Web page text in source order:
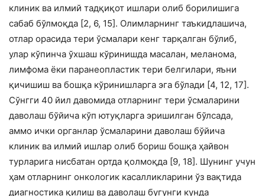
клиник ва илмий тадқиқот ишлари олиб борилишига
сабаб бўлмоқда [2, 6, 15]. Олимларнинг таъкидлашича,
отлар орасида тери ўсмалари кенг тарқалган бўлиб,
улар кўпинча ўхшаш кўринишда масалан, меланома,
лимфома ёки паранеопластик тери белгилари, яъни
қичишиш ва бошқа кўринишларга эга бўлади [4, 12, 17].
Сўнгги 40 йил давомида отларнинг тери ўсмаларини
даволаш бўйича кўп ютуқларга эришилган бўлсада,
аммо ички органлар ўсмаларини даволаш бўйича
клиник ва илмий ишлар олиб бориш бошқа ҳайвон
турларига нисбатан ортда қолмоқда [9, 18]. Шунинг учун
ҳам отларнинг онкологик касалликларини ўз вақтида
диагностика қилиш ва даволаш бугунги кунда